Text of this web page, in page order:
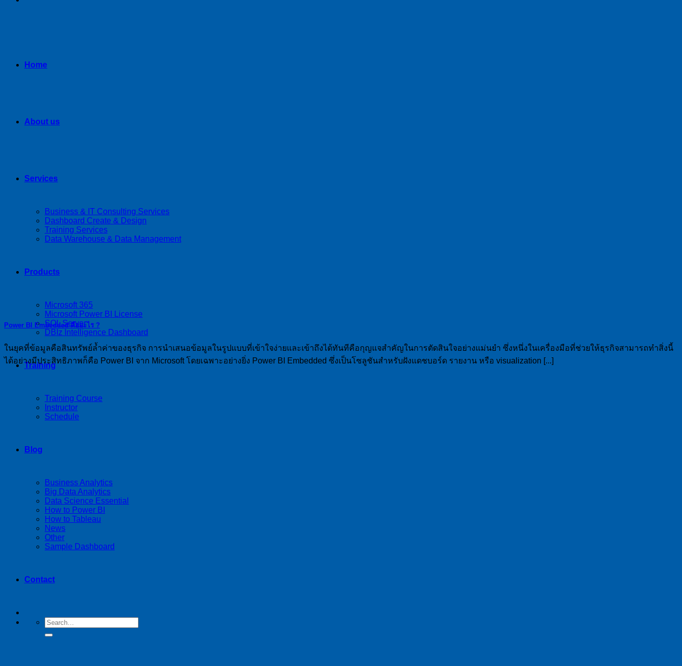
Home
About us
Services
Business & IT Consulting Services
Dashboard Create & Design
Training Services
Data Warehouse & Data Management
Products
Microsoft 365
Microsoft Power BI License
SQL Server
DBIz Intelligence Dashboard
Training
Training Course
Instructor
Schedule
Blog
Business Analytics
Big Data Analytics
Data Science Essential
How to Power BI
How to Tableau
News
Other
Sample Dashboard
Contact
Power BI Embedded คืออะไร ?
ในยุคที่ข้อมูลคือสินทรัพย์ล้ำค่าของธุรกิจ การนำเสนอข้อมูลในรูปแบบที่เข้าใจง่ายและเข้าถึงได้ทันทีคือกุญแจสำคัญในการตัดสินใจอย่างแม่นยำ ซึ่งหนึ่งในเครื่องมือที่ช่วยให้ธุรกิจสามารถทำสิ่งนี้
ได้อย่างมีประสิทธิภาพก็คือ Power BI จาก Microsoft โดยเฉพาะอย่างยิ่ง Power BI Embedded ซึ่งเป็นโซลูชันสำหรับฝังแดชบอร์ด รายงาน หรือ visualization [...]